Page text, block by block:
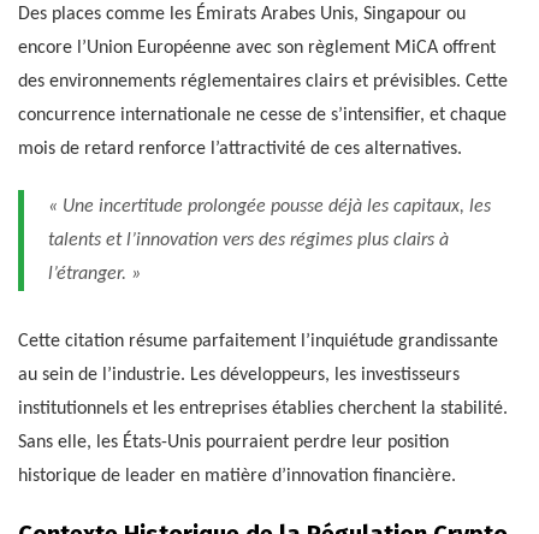
Des places comme les Émirats Arabes Unis, Singapour ou
encore l’Union Européenne avec son règlement MiCA offrent
des environnements réglementaires clairs et prévisibles. Cette
concurrence internationale ne cesse de s’intensifier, et chaque
mois de retard renforce l’attractivité de ces alternatives.
« Une incertitude prolongée pousse déjà les capitaux, les
talents et l’innovation vers des régimes plus clairs à
l’étranger. »
Cette citation résume parfaitement l’inquiétude grandissante
au sein de l’industrie. Les développeurs, les investisseurs
institutionnels et les entreprises établies cherchent la stabilité.
Sans elle, les États-Unis pourraient perdre leur position
historique de leader en matière d’innovation financière.